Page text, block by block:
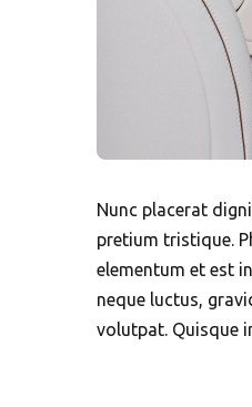
Nunc placerat
pretium tristique.
elementum et est
neque luctus,
volutpat. Quisque